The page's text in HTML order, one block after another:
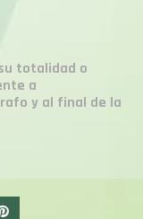
totalidad o
a
y al final de la